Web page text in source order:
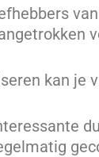
kan je